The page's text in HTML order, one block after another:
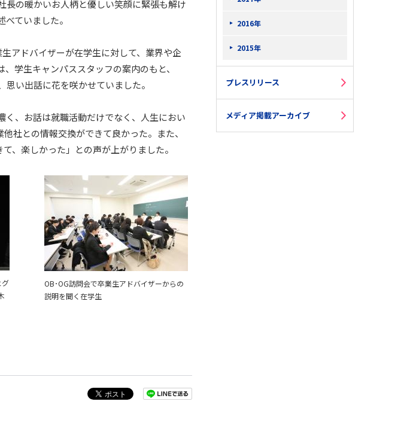
長の暖かいお人柄と優しい笑顔に緊張も解け
ていました。
アドバイザーが在学生に対して、業界や企
学生キャンパススタッフの案内のもと、
い出話に花を咲かせていました。
、お話は就職活動だけでなく、人生におい
社との情報交換ができて良かった。また、
、楽しかった」との声が上がりました。
グ
OB･OG訪問会で卒業生アドバイザーからの
説明を聞く在学生
2016年
2015年
プレスリリース
メディア掲載アーカイブ